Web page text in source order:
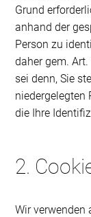
Grund
anhand der
Person zu
daher gem.
sei denn, Sie
niedergelegten
die Ihre
2.
Wir verwenden